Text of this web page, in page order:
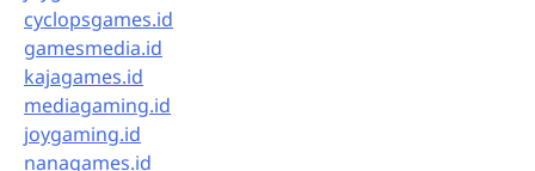
cyclopsgames.id
gamesmedia.id
kajagames.id
mediagaming.id
joygaming.id
nanagames.id